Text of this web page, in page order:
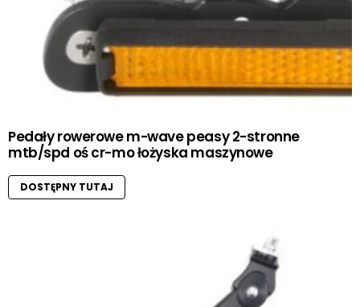
Pedały rowerowe m-wave peasy 2-stronne
mtb/spd oś cr-mo łożyska maszynowe
DOSTĘPNY TUTAJ